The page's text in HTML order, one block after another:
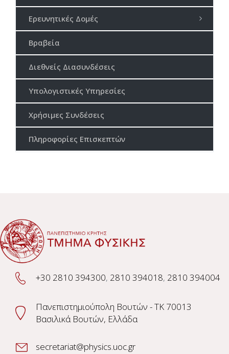
Ερευνητικές Δομές
Βραβεία
Διεθνείς Διασυνδέσεις
Υπολογιστικές Υπηρεσίες
Χρήσιμες Συνδέσεις
Πληροφορίες Επισκεπτών
+30 2810 394300, 2810 394018, 2810 394004
Πανεπιστημιούπολη Βουτών - TK 70013
Βασιλικά Βουτών, Ελλάδα
secretariat@physics.uoc.gr